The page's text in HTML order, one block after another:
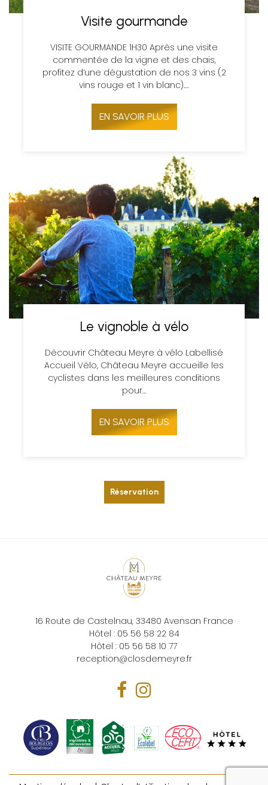
Visite gourmande
VISITE GOURMANDE 1H30 Après une visite
commentée de la vigne et des chais,
profitez d’une dégustation de nos 3 vins (2
vins rouge et 1 vin blanc).…
EN SAVOIR PLUS
Le vignoble à vélo
Découvrir Château Meyre à vélo Labellisé
Accueil Vélo, Château Meyre accueille les
cyclistes dans les meilleures conditions
pour…
EN SAVOIR PLUS
Réservation
16 Route de Castelnau, 33480 Avensan France
Hôtel : 05 56 58 22 84
Hôtel : 05 56 58 10 77
reception@closdemeyre.fr